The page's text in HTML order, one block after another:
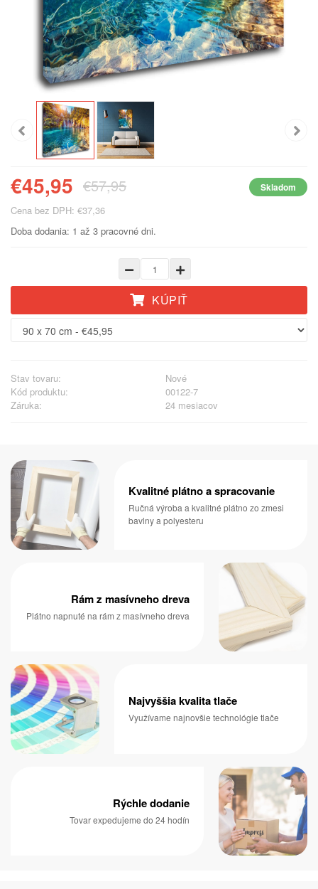
€45,95 €57,95 Skladom
Cena bez DPH: €37,36
Doba dodania: 1 až 3 pracovné dni.
KÚPIŤ
Stav tovaru:
Nové
Kód produktu:
00122-7
Záruka:
24 mesiacov
Kvalitné plátno a spracovanie
Ručná výroba a kvalitné plátno zo zmesi
bavlny a polyesteru
Rám z masívneho dreva
Plátno napnuté na rám z masívneho dreva
Najvyššia kvalita tlače
Využívame najnovšie technológie tlače
Rýchle dodanie
Tovar expedujeme do 24 hodín